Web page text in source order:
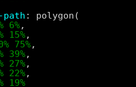
: polygon(
6%,
15%,
75%,
39%,
27%,
22%,
19%